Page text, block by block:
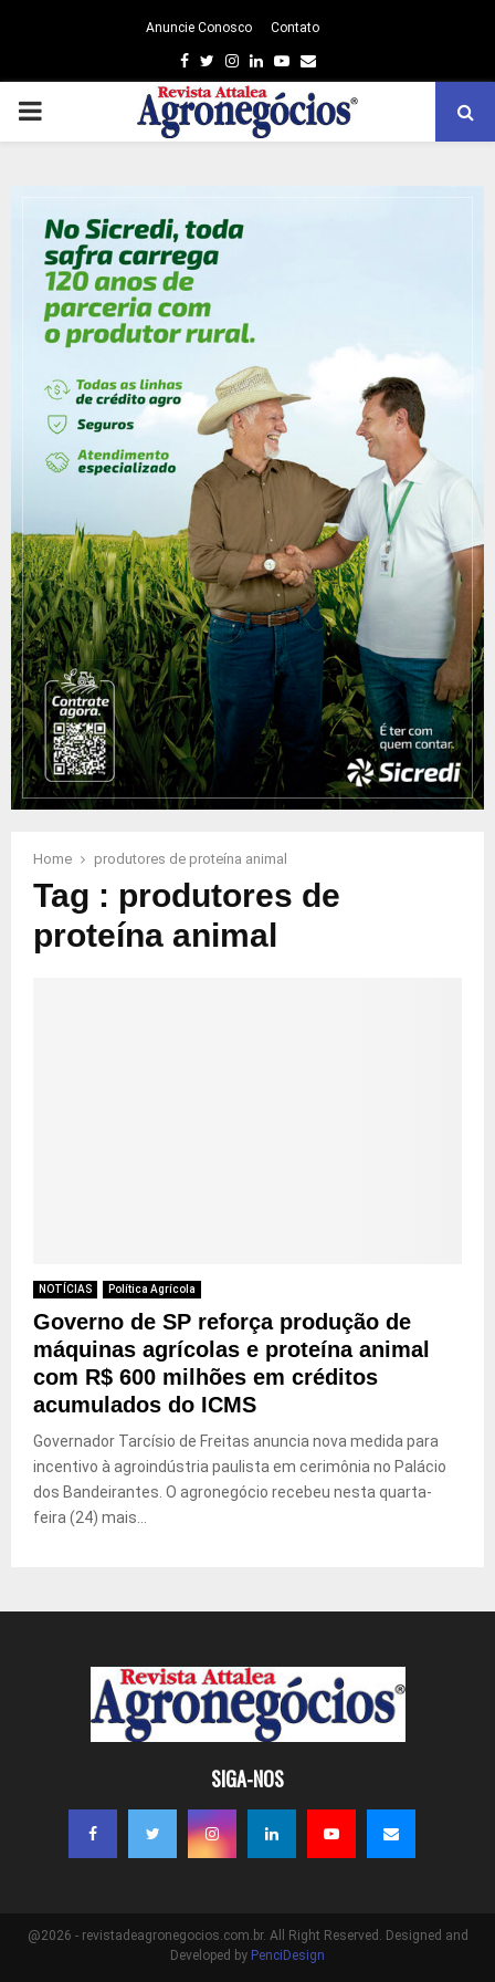
Anuncie Conosco Contato
Facebook
TwitterInstagram
LinkedinYoutube
Email
PRIMARY
Home produtores de proteína animal
Tag : produtores de
proteína animal
NOTÍCIAS Política Agrícola
Governo de SP reforça produção de
máquinas agrícolas e proteína animal
com R$ 600 milhões em créditos
acumulados do ICMS
Governador Tarcísio de Freitas anuncia nova medida para
incentivo à agroindústria paulista em cerimônia no Palácio
dos Bandeirantes. O agronegócio recebeu nesta quarta-
feira (24) mais...
SIGA-NOS
@2026 - revistadeagronegocios.com.br. All Right Reserved. Designed and
Developed by PenciDesign